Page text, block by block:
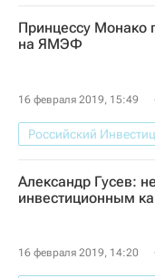
Новости -
Принцессу Монако
на ЯМЭФ
16 февраля 2019, 15:49
В мире
Монако
Александр Гусев:
инвестиционным
16 февраля 2019, 14:20